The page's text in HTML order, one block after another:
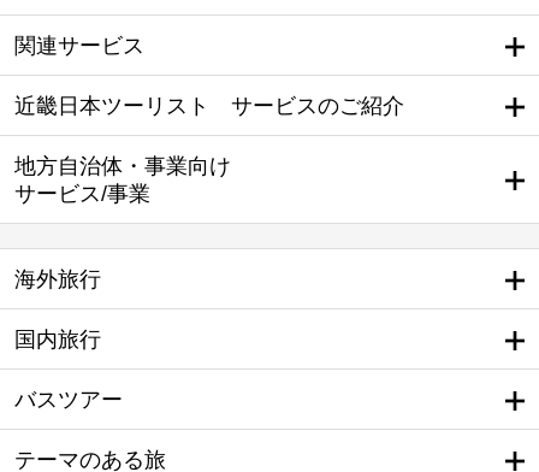
関連サービス
近畿日本ツーリスト サービスのご紹介
地方自治体・事業向け
サービス/事業
海外旅行
国内旅行
バスツアー
テーマのある旅